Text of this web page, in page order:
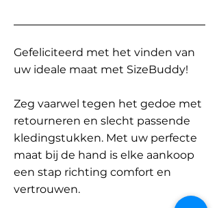
Gefeliciteerd met het vinden van
uw ideale maat met SizeBuddy!
Zeg vaarwel tegen het gedoe met
retourneren en slecht passende
kledingstukken. Met uw perfecte
maat bij de hand is elke aankoop
een stap richting comfort en
vertrouwen.